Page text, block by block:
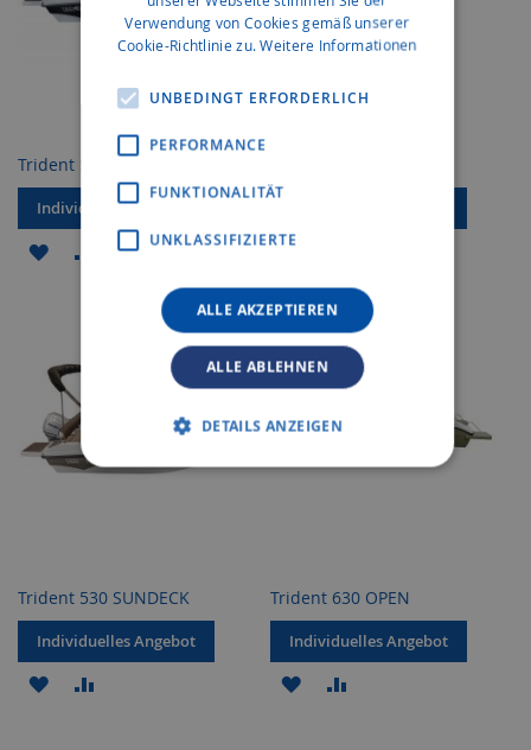
Trident 530 SPORT
Individuelles Angebot
ZUR
WUNSCHLISTE
ZUR
VERGLEICHSLISTE
HINZUFÜGEN
WUNSCHLISTE
HINZUFÜGEN
VERGLEICHSLISTE
HINZUFÜGEN
Trident 530 SUNDECK
Individuelles Angebot
ZUR
Trident 630 OPEN
Individuelles Angebot
ZUR
Verwendung von Cookies gemäß unserer
Cookie-Richtlinie zu.Weitere Informationen
UNBEDINGT ERFORDERLICH
PERFORMANCE
FUNKTIONALITÄT
UNKLASSIFIZIERTE
ALLE AKZEPTIEREN
ALLE ABLEHNEN
DETAILS ANZEIGEN